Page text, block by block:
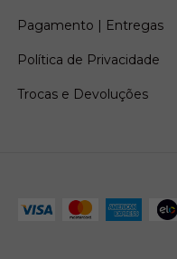
Pagamento | Entregas
Política de Privacidade
Trocas e Devoluções